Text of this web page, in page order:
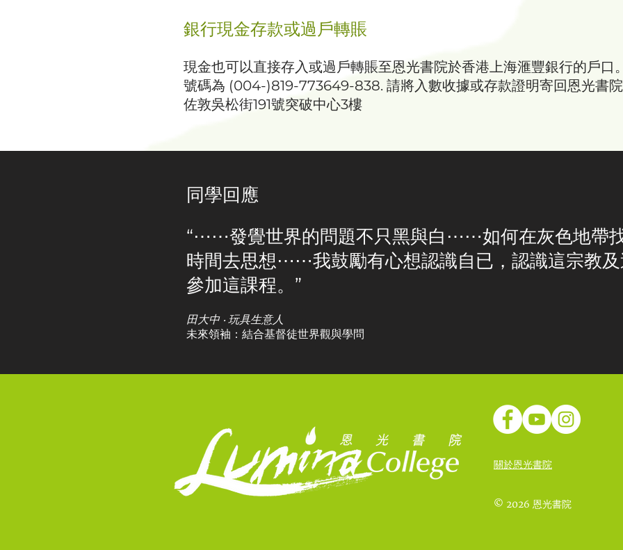
銀行現金存款或過戶轉賬
現金也可以直接存入或過戶轉賬至恩光書院於香港上海滙豐銀行的戶口
號碼為 (004-)819-773649-838. 請將入數收據或存款證明寄回恩光書
佐敦吳松街191號突破中心3樓
同學回應
“⋯⋯發覺世界的問題不只黑與白⋯⋯如何在灰色地帶
時間去思想⋯⋯我鼓勵有心想認識自已，認識這宗教
參加這課程。”
田大中 ‧ 玩具生意人
未來領袖：結合基督徒世界觀與學問
關於恩光書院
© 2026 恩光書院